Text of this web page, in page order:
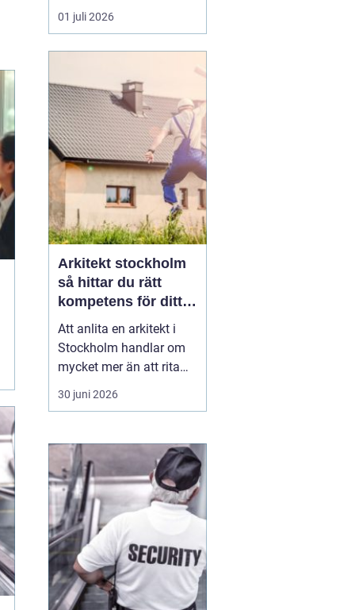
følelsesmæssige
dynamikker, der påvirker
er ikke terapi i klassisk
forstand, men at styrke
ledelse, samarb...
01 juli 2026
Arkitekt stockholm
så hittar du rätt
kompetens för ditt
projekt
Att anlita en arkitekt i
Stockholm handlar om
mycket mer än att rita
väggar och fönster. En
bra arkitekt väver ihop
och hållbarhet till en
helhet som faktiskt
fungerar i vardagen. I en
stad som växer snabbt,
förtätas och förän...
30 juni 2026